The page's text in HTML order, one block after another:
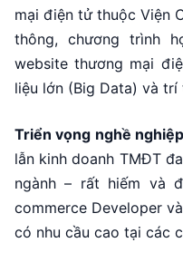
mại điện tử thuộc Viện
thông, chương trình
website thương mại
liệu lớn (Big Data) và trí
Triển vọng nghề
lẫn kinh doanh TMĐT
ngành – rất hiếm và
commerce Developer
có nhu cầu cao tại các